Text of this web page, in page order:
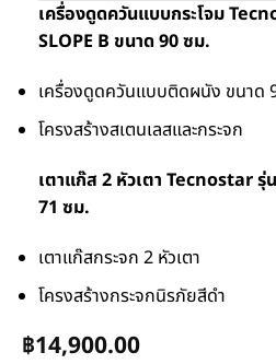
เครื่องดูดควันแบบกระโจม
SLOPE B ขนาด 90 ซม.
เครื่องดูดควันแบบติดผนัง ขนาด
โครงสร้างสเตนเลสและกระจก
เตาแก๊ส 2 หัวเตา Tecnostar รุ่
71 ซม.
เตาแก๊สกระจก 2 หัวเตา
โครงสร้างกระจกนิรภัยสีดำ
฿14,900.00